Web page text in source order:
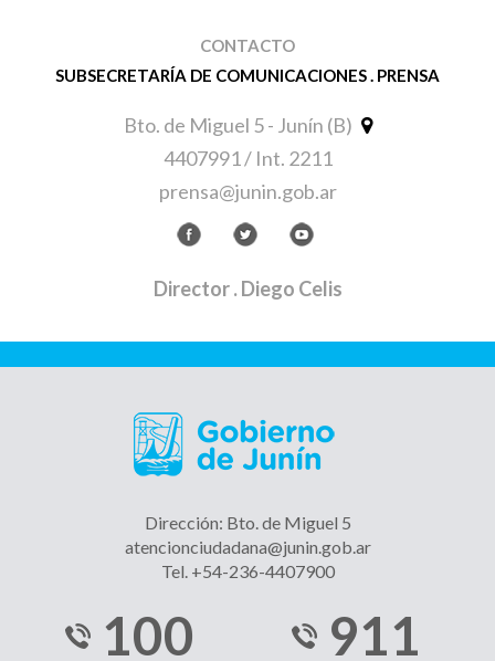
CONTACTO
SUBSECRETARÍA DE COMUNICACIONES . PRENSA
Bto. de Miguel 5 - Junín (B)
4407991 / Int. 2211
prensa@junin.gob.ar
Director. Diego Celis
Dirección: Bto. de Miguel 5
atencionciudadana@junin.gob.ar
Tel. +54-236-4407900
100 911